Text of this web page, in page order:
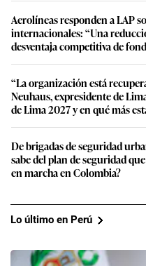
Aerolíneas responden a LAP
internacionales: “Una
desventaja competitiva de
“La organización está
Neuhaus, expresidente de
de Lima 2027 y en qué más
De brigadas de seguridad
sabe del plan de seguridad
en marcha en Colombia?
Lo último en Perú